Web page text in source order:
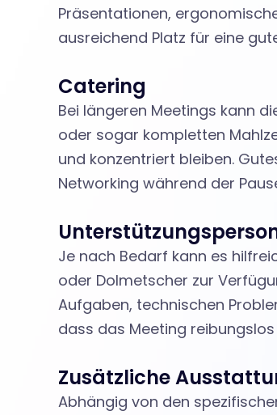
Präsentationen,
ausreichend Platz für eine
Catering
Bei längeren Meetings kann
oder sogar kompletten
und konzentriert bleiben.
Networking während der
Je nach Bedarf kann es
oder Dolmetscher zur
Aufgaben, technischen
dass das Meeting
Zusätzliche
Abhängig von den